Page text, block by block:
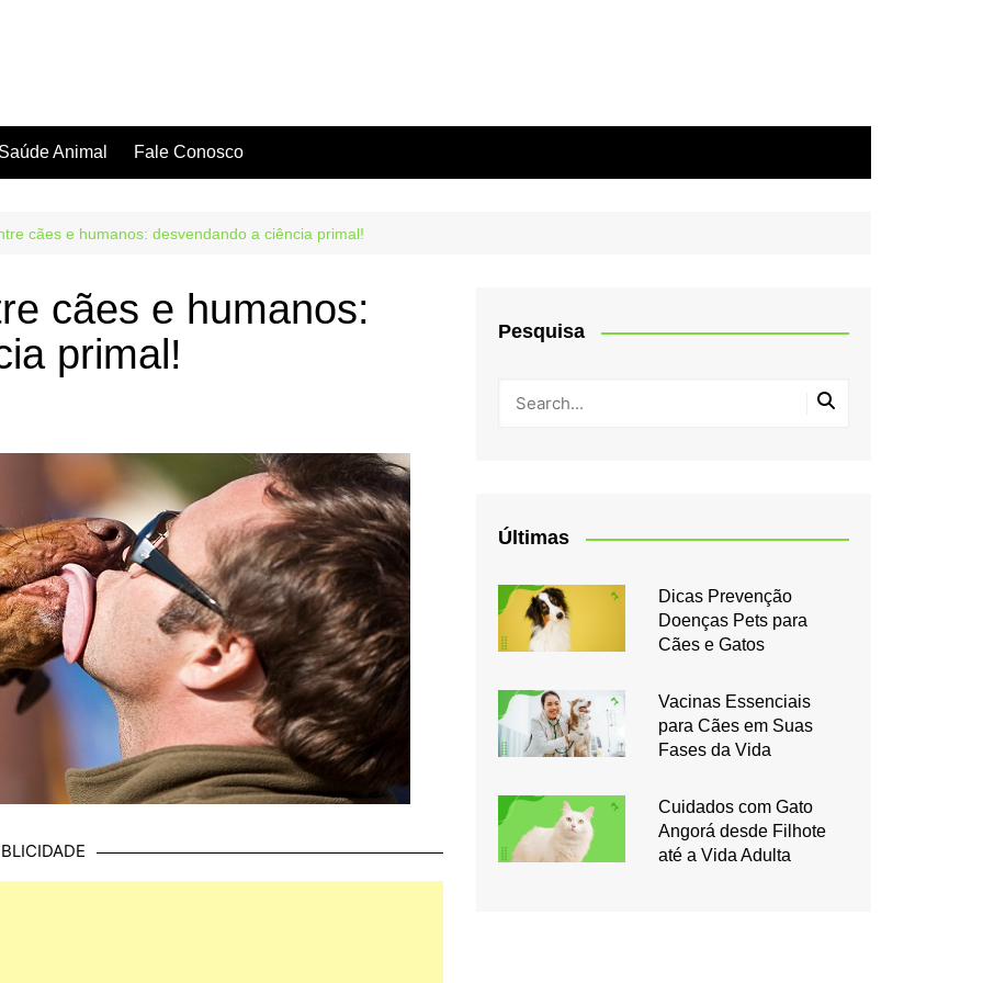
Animal Fale Conosco
cães e humanos: desvendando a ciência primal!
cães e humanos:
primal!
Pesquisa
Últimas
Dicas Prevenção
Doenças Pets para
Cães e Gatos
Vacinas Essenciais
para Cães em Suas
Fases da Vida
Cuidados com Gato
Angorá desde Filhote
até a Vida Adulta